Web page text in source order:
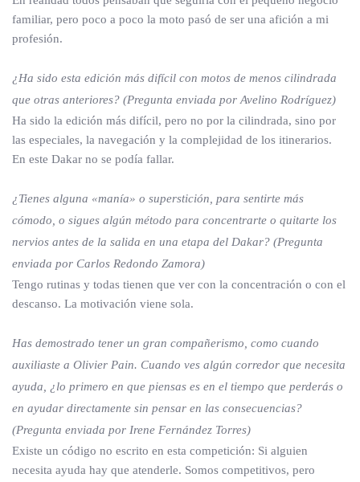
familiar, pero poco a poco la moto pasó de ser una afición a mi
profesión.
¿Ha sido esta edición más difícil con motos de menos cilindrada
que otras anteriores? (Pregunta enviada por Avelino Rodríguez)
Ha sido la edición más difícil, pero no por la cilindrada, sino por
las especiales, la navegación y la complejidad de los itinerarios.
En este Dakar no se podía fallar.
¿Tienes alguna «manía» o superstición, para sentirte más
cómodo, o sigues algún método para concentrarte o quitarte los
nervios antes de la salida en una etapa del Dakar? (Pregunta
enviada por Carlos Redondo Zamora)
Tengo rutinas y todas tienen que ver con la concentración o con el
descanso. La motivación viene sola.
Has demostrado tener un gran compañerismo, como cuando
auxiliaste a Olivier Pain. Cuando ves algún corredor que necesita
ayuda, ¿lo primero en que piensas es en el tiempo que perderás o
en ayudar directamente sin pensar en las consecuencias?
(Pregunta enviada por Irene Fernández Torres)
Existe un código no escrito en esta competición: Si alguien
necesita ayuda hay que atenderle. Somos competitivos, pero